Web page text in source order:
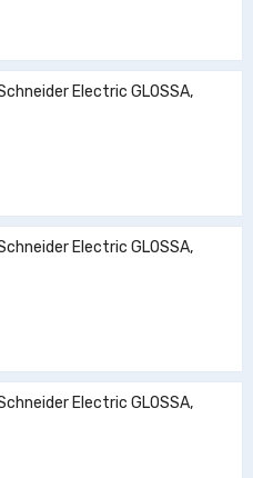
Electric GLOSSA,
Electric GLOSSA,
Electric GLOSSA,